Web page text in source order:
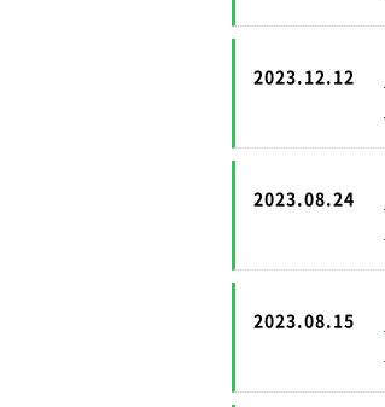
2023.12.12
2023.08.24
2023.08.15